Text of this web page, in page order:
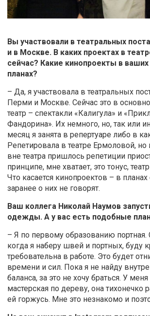
Вы участвовали в театральных
и в Москве. В каких проектах в
сейчас? Какие кинопроекты в
планах?
– Да, я участвовала в театральных
Перми и Москве. Сейчас это в
театр – спектакли «Калигула» и
Фандорина». Их немного, но, так или
месяц я занята в репертуаре либо в
Репетировала в театре Ермоловой, но
вне театра пришлось репетиции
принципе, мне хватает, это тонус,
Что касается кинопроектов – в планах
заранее о них не говорят.
Ваш коллега Николай Наумов
одежды. А у вас есть подобные
– Я по первому образованию портная.
когда я наберу швей и портных, буду
требовательна в работе. Это будет
времени и сил. Пока я не найду
баланса, за это не хочу браться. У
мастерская по дереву, она тихонечко
ей горжусь. Мне это незнакомо и